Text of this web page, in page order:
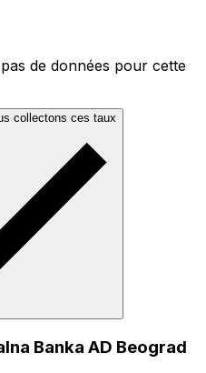
de données pour cette
collectons ces taux
Banka AD Beograd